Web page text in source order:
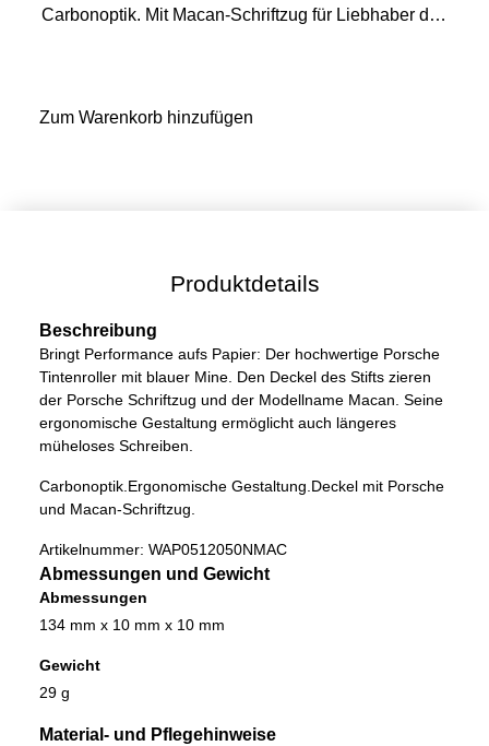
Carbonoptik. Mit Macan-Schriftzug für Liebhaber des
Zum Warenkorb hinzufügen
Produktdetails
Beschreibung
Bringt Performance aufs Papier: Der hochwertige Porsche
Tintenroller mit blauer Mine. Den Deckel des Stifts zieren
der Porsche Schriftzug und der Modellname Macan. Seine
ergonomische Gestaltung ermöglicht auch längeres
müheloses Schreiben.
Carbonoptik.Ergonomische Gestaltung.Deckel mit Porsche
und Macan-Schriftzug.
Artikelnummer: WAP0512050NMAC
Abmessungen und Gewicht
Abmessungen
134 mm x 10 mm x 10 mm
Gewicht
29 g
Material- und Pflegehinweise